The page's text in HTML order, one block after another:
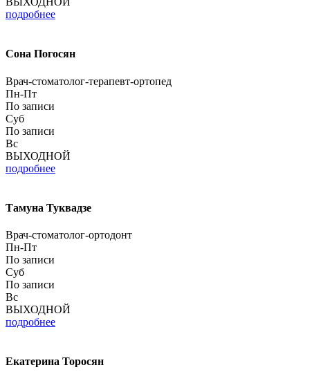
подробнее
Сона Погосян
Врач-стоматолог-терапевт-ортопед
Пн-Пт
По записи
Суб
По записи
Вс
ВЫХОДНОЙ
подробнее
Тамуна Туквадзе
Врач-стоматолог-ортодонт
Пн-Пт
По записи
Суб
По записи
Вс
ВЫХОДНОЙ
подробнее
Екатерина Торосян